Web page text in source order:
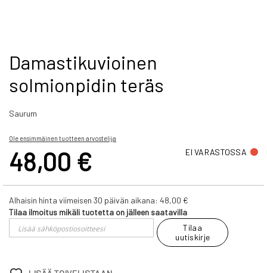
Skip
to
beginning
the
gallery
Damastikuvioinen
solmionpidin teräs
Saurum
Ole ensimmäinen tuotteen arvostelija
48,00 € EI VARASTOSSA
Alhaisin hinta viimeisen 30 päivän aikana: 48,00 €
Tilaa ilmoitus mikäli tuotetta on jälleen saatavilla
Tilaa
uutiskirje